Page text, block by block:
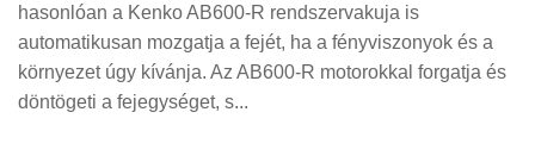
hasonlóan a Kenko AB600-R rendszervakuja is
automatikusan mozgatja a fejét, ha a fényviszonyok és a
környezet úgy kívánja. Az AB600-R motorokkal forgatja és
döntögeti a fejegységet, s...